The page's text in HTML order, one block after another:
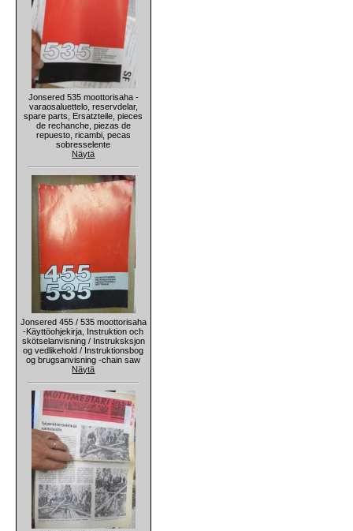
Jonsered 535 moottorisaha -
varaosaluettelo, reservdelar,
spare parts, Ersatzteile, pieces
de rechanche, piezas de
repuesto, ricambi, pecas
sobresselente
Näytä
Jonsered 455 / 535 moottorisaha
-Käyttöohjekirja, Instruktion och
skötselanvisning / Instruksksjon
og vedlikehold / Instruktionsbog
og brugsanvisning -chain saw
Näytä